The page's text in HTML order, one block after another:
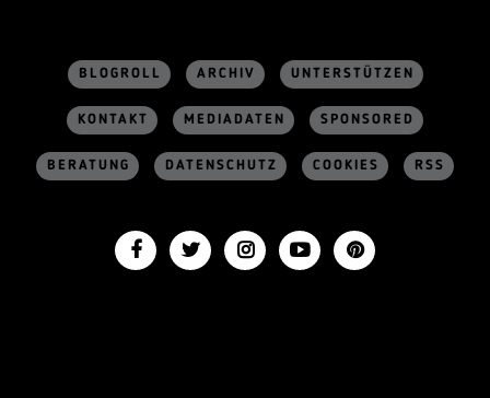
BLOGROLL ARCHIV UNTERSTÜTZEN
KONTAKT MEDIADATEN SPONSORED
BERATUNG DATENSCHUTZ COOKIES RSS